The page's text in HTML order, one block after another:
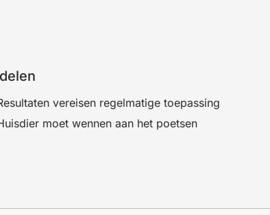
vereisen regelmatige toepassing
moet wennen aan het poetsen